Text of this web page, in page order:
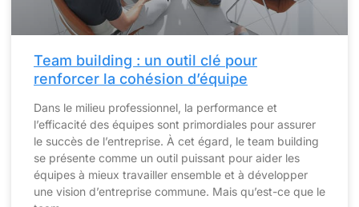
Team building : un outil clé pour
renforcer la cohésion d’équipe
Dans le milieu professionnel, la performance et
l’efficacité des équipes sont primordiales pour assurer
le succès de l’entreprise. À cet égard, le team building
se présente comme un outil puissant pour aider les
équipes à mieux travailler ensemble et à développer
une vision d’entreprise commune. Mais qu’est-ce que le